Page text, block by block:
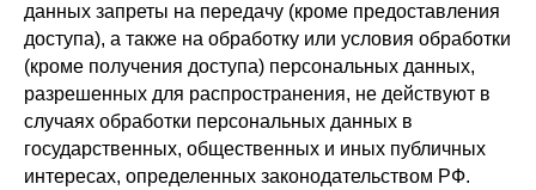
данных запреты на передачу (кроме предоставления
доступа), а также на обработку или условия обработки
(кроме получения доступа) персональных данных,
разрешенных для распространения, не действуют в
случаях обработки персональных данных в
государственных, общественных и иных публичных
интересах, определенных законодательством РФ.